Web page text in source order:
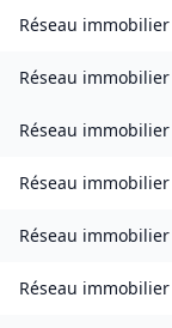
Réseau immobilier
Réseau immobilier
Réseau immobilier
Réseau immobilier
Réseau immobilier
Réseau immobilier